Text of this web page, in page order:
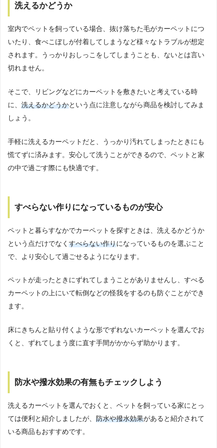
洗えるかどうか
室内でペットを飼っている場合、抜け落ちた毛がカーペットにつ
いたり、食べこぼしが付着してしまうなど様々なトラブルが想定
されます。うっかりおしっこをしてしまうことも、ないとは言い
切れません。
そこで、リビングなどにカーペットを敷きたいと考えている時
に、 洗えるかどうかという点に注意しながら商品を検討してみま
しょう。
手軽に洗えるカーペットだと、うっかり汚れてしまったときにも
慌てずに済みます。安心して洗うことができるので、ペットと家
の中で過ごす際にも快適です。
すべらない作りになっているものが安心
ペットと暮らすなかでカーペットを探すときは、洗えるかどうか
という点だけでなく すべらない作りになっているものを選ぶこと
で、より安心して過ごせるようになります。
ペットが走ったときにずれてしまうことがありませんし、すべる
カーペットの上にいて転倒などの怪我をするのも防ぐことができ
ます。
床にきちんと貼り付くような形でずれないカーペットを選んでお
くと、ずれてしまう度に直す手間がかからず助かります。
防水や撥水効果の有無もチェックしよう
洗えるカーペットを選んでおくと、ペットを飼っている家にとっ
ては便利と紹介しましたが、 防水や撥水効果があると紹介されて
いる商品もおすすめです。